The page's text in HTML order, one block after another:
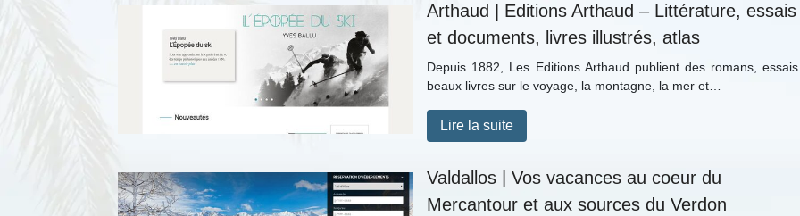
Arthaud | Editions Arthaud – Littérature, essais
et documents, livres illustrés, atlas
Depuis 1882, Les Editions Arthaud publient des romans,
beaux livres sur le voyage, la montagne, la mer et…
Lire la suite
Valdallos | Vos vacances au coeur du
Mercantour et aux sources du Verdon